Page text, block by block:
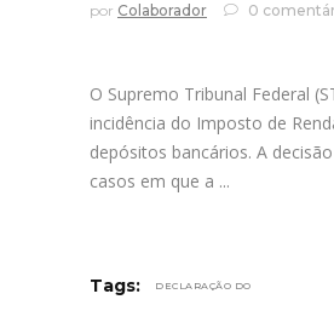
por Colaborador 0
O Supremo Tribunal Federal
incidência do Imposto de
depósitos bancários. A
casos em que a
Tags: DECLARAÇÃO DO